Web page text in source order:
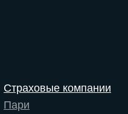
Страховые компании
Пари